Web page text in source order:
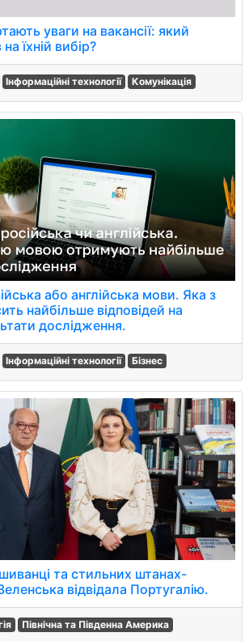
уваги на вакансії: який
їхній вибір?
Інформаційні технології Комунікація
або англійська мови. Яка з
найбільше відповідей на
дослідження.
Інформаційні технології Бізнес
та стильних штанах-
відвідала Португалію.
Північна та Південна Америка